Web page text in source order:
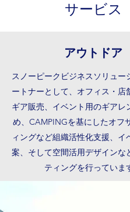
サービス
アウトドア
スノーピークビジネスソリュー
ートナーとして、オフィス・店
ギア販売、イベント用のギアレ
め、CAMPINGを基にしたオフ
ィングなど組織活性化支援、イ
案、そして空間活用デザインな
ティングを行っていま